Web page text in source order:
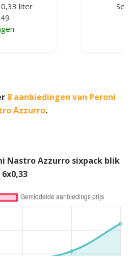
liter
8 aanbiedingen van Peroni
Azzurro.
Nastro Azzurro sixpack blik
6x0,33